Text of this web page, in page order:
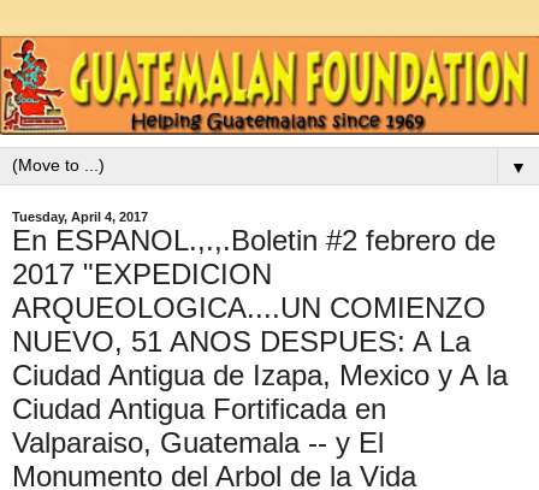
▼
Tuesday, April 4, 2017
En ESPANOL.,.,.Boletin #2 febrero de
2017 "EXPEDICION
ARQUEOLOGICA....UN COMIENZO
NUEVO, 51 ANOS DESPUES: A La
Ciudad Antigua de Izapa, Mexico y A la
Ciudad Antigua Fortificada en
Valparaiso, Guatemala -- y El
Monumento del Arbol de la Vida